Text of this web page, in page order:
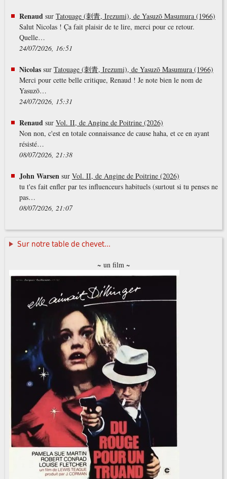
Renaud sur Tatouage (刺青, Irezumi), de Yasuzō Masumura (1966)
Salut Nicolas ! Ça fait plaisir de te lire, merci pour ce retour.
Quelle…
24/07/2026, 16:51
Nicolassur Tatouage (刺青, Irezumi), de Yasuzō Masumura (1966)
Merci pour cette belle critique, Renaud ! Je note bien le nom de
Yasuzō…
24/07/2026, 15:31
Renaud sur Vol. II, de Angine de Poitrine (2026)
Non non, c'est en totale connaissance de cause haha, et ce en ayant
résisté…
08/07/2026, 21:38
John Warsen sur Vol. II, de Angine de Poitrine (2026)
tu t'es fait enfler par tes influenceurs habituels (surtout si tu penses ne
pas…
08/07/2026, 21:07
Sur notre table de chevet...
~ un film ~